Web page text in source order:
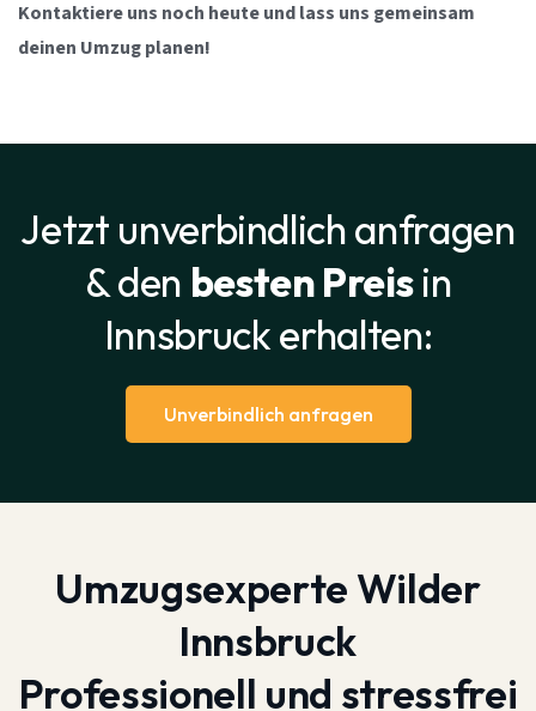
Kontaktiere uns noch heute und lass uns gemeinsam
deinen Umzug planen!
Jetzt unverbindlich anfragen
& den besten Preisin
Innsbruck erhalten:
Unverbindlich anfragen
Umzugsexperte Wilder
Innsbruck
Professionell und stressfrei